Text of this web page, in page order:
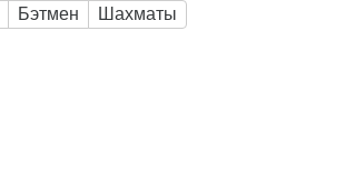
Бэтмен Шахматы